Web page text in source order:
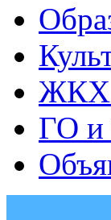
ЖКХ
ГО